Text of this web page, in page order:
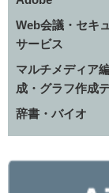
Web会議・セキ
サービス
マルチメディア
成・グラフ作成
辞書・バイオ